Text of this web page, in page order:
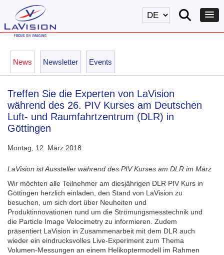
News Newsletter Events
Treffen Sie die Experten von LaVision
während des 26. PIV Kurses am Deutschen
Luft- und Raumfahrtzentrum (DLR) in
Göttingen
Montag, 12. März 2018
LaVision ist Aussteller während des PIV Kurses am DLR im März
Wir möchten alle Teilnehmer am diesjährigen DLR PIV Kurs in
Göttingen herzlich einladen, den Stand von LaVision zu
besuchen, um sich dort über Neuheiten und
Produktinnovationen rund um die Strömungsmesstechnik und
die Particle Image Velocimetry zu informieren. Zudem
präsentiert LaVision in Zusammenarbeit mit dem DLR auch
wieder ein eindrucksvolles Live-Experiment zum Thema
Volumen-Messungen an einem Helikoptermodell im Rahmen